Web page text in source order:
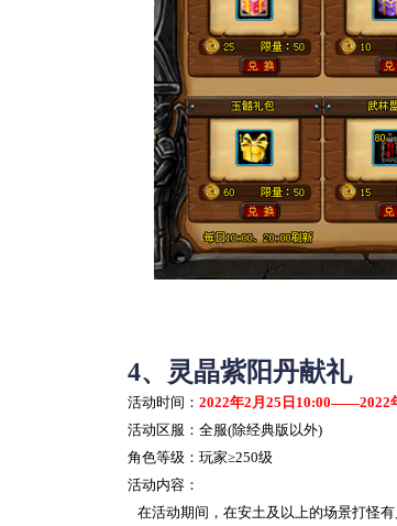
4、灵晶紫阳丹献礼
活动时间： 2022年2月 25 日 10:00——2022
活动区服：全服(除经典版以外)
角色等级：玩家≥250级
活动内容：
在活动期间，在安土及以上的场景打怪